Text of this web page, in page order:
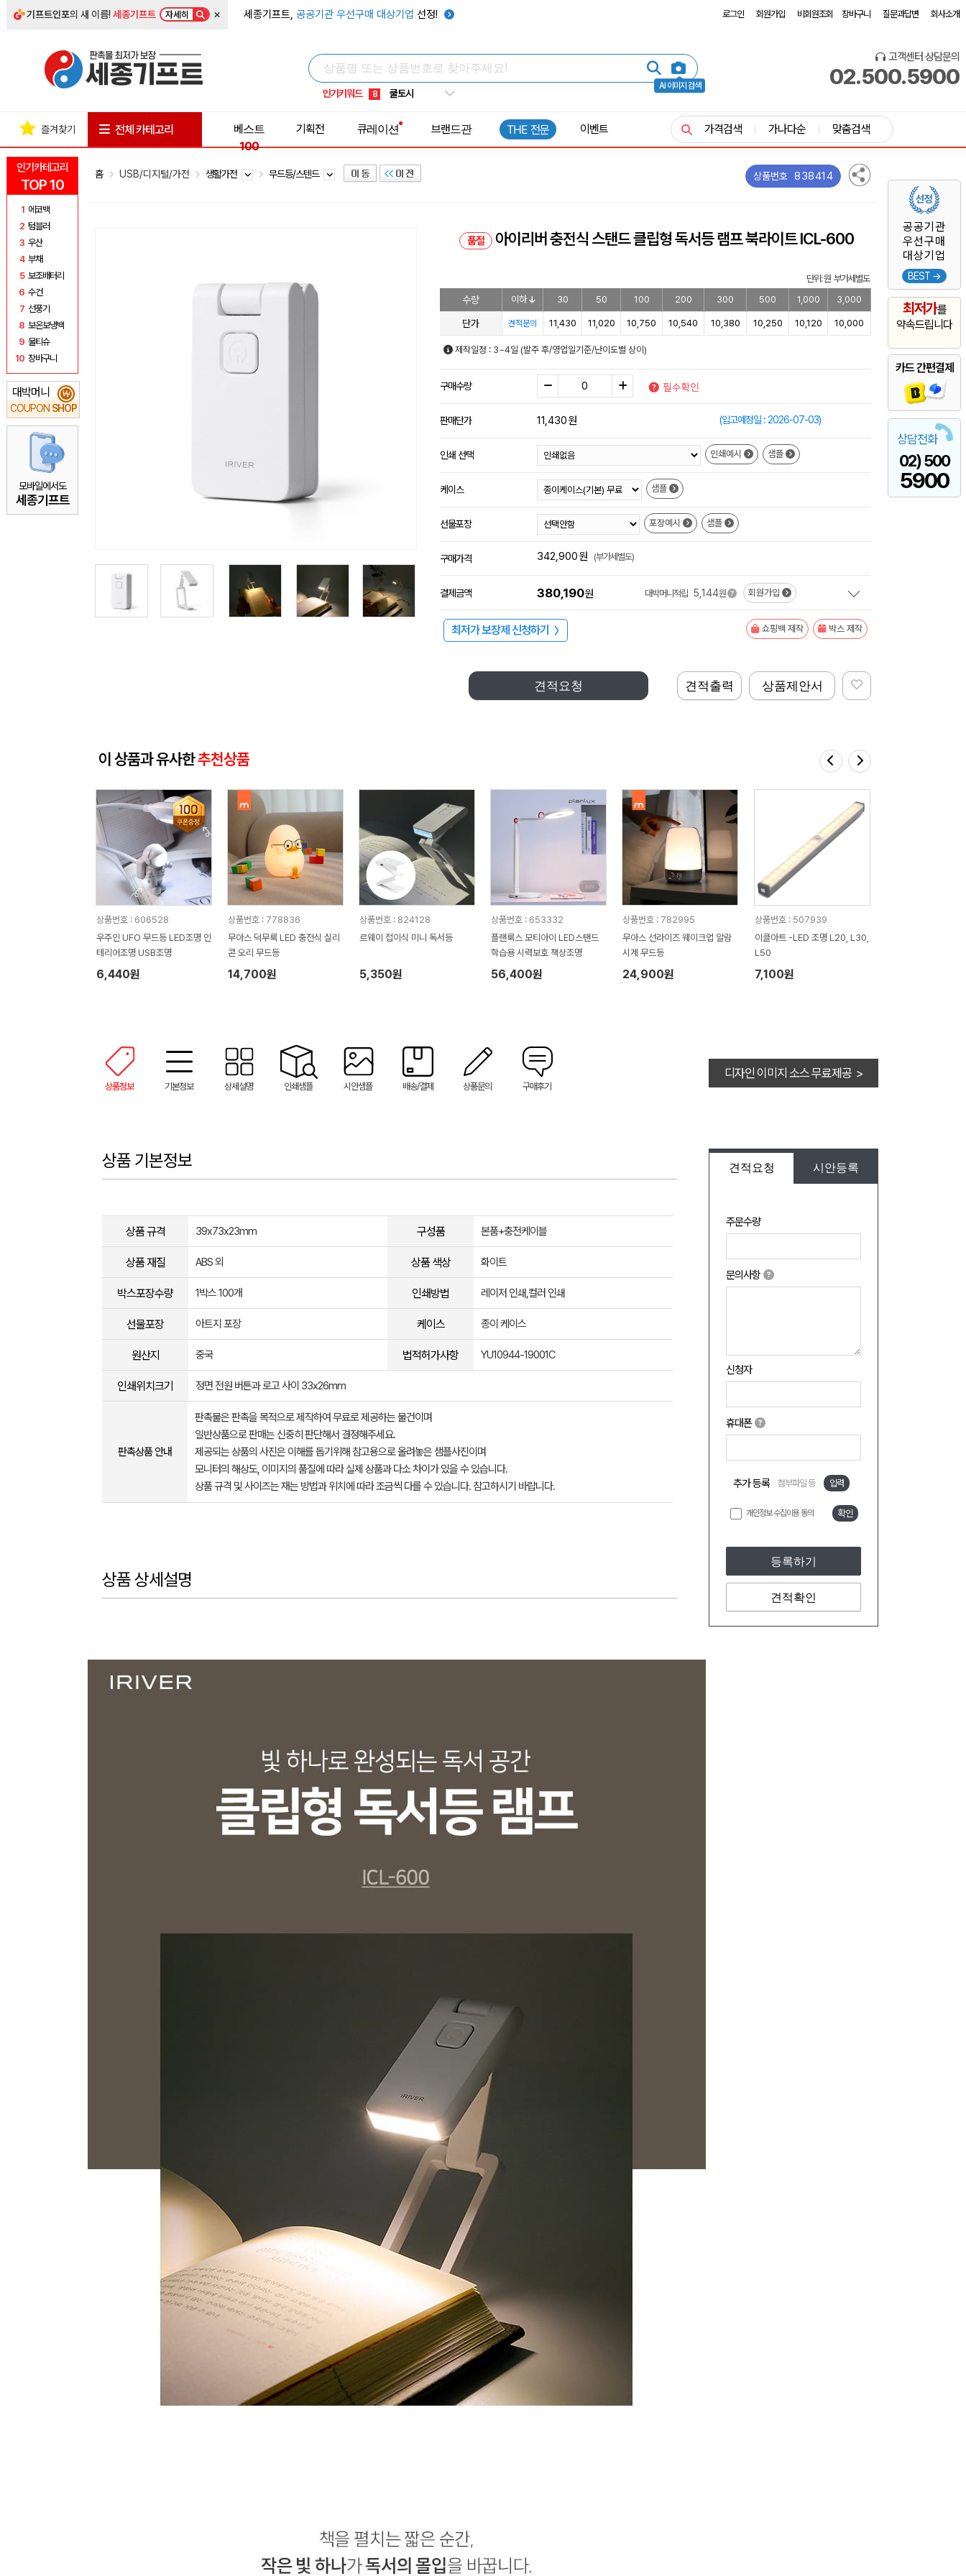
기프트인포의 새 이름!세종기프트 자세히 × 세종기프트, 공공기관 우선구매 대상기업 선정! 로그인 회원가입 비회원조회 장바구니 질문과답변 회사소개
AI 이미지 검색
인기키워드
5 키캡
8 쿨토시
9 넥쿨러
1 선풍기
고객센터 상담문의
02.500.5900
인기카테고리
TOP 10
1 에코백
2 텀블러
3 우산
4 부채
5 보조배터리
6 수건
7 선풍기
8 보온보냉백
9 물티슈
10 장바구니
대박머니
COUPON SHOP
₩
모바일에서도
세종기프트
공공기관
우선구매
대상기업
BEST →
최저가를
약속드립니다
카드 간편결제
상담전화
02) 500
5900
즐겨찾기 전체 카테고리
베스트
100
기획전 큐레이션 브랜드관 THE 전문 이벤트 가격검색 가나다순 맞춤검색
홈 USB/디지털/가전 생활가전 무드등/스텐드 상품번호 838414
품절 아이리버 충전식 스탠드 클립형 독서등 램프 북라이트 ICL-600
단위: 원 부가세별도
수량 이하 30 50 100 200 300 500 1,000 3,000
단가 견적문의 11,430 11,020 10,750 10,540 10,380 10,250 10,120 10,000
제작일정 : 3~4일 (발주 후/영업일기준/난이도별 상이)
구매수량
(입고예정일 : 2026-07-03)
판매단가 11,430원
인쇄 선택 인쇄예시 샘플
케이스 샘플
선물포장 포장예시 샘플
구매가격 342,900원 (부가세별도)
결제금액 380,190원 대박머니적립 5,144원 회원가입
최저가 보장제 신청하기 〉 쇼핑백 제작 박스 제작
견적요청 상품제안서
견적출력
이 상품과 유사한추천상품
상품번호 : 606528
우주인 UFO 무드등 LED조명 인
테리어조명 USB조명
6,440원
상품번호 : 778836
무아스 덕무룩 LED 충전식 실리
콘 오리 무드등
14,700원
상품번호 : 824128
르웨이 접이식 미니 독서등
5,350원
상품번호 : 653332
플랜룩스 모티아이 LED스탠드
학습용 시력보호 책상조명
56,400원
상품번호 : 782995
무아스 선라이즈 웨이크업 알람
시계 무드등
24,900원
상품번호 : 507939
이클아트 -LED 조명 L20, L30,
L50
7,100원
상품정보 기본정보 상세설명 인쇄샘플 시안샘플 배송/결제 상품문의 구매후기
디자인 이미지 소스 무료제공 >
견적요청 시안등록
주문수량
문의사항
신청자
휴대폰
추가 등록 첨부파일 등 입력
개인정보 수집이용 동의 확인
등록하기
견적확인
상품 기본정보
상품 규격 39x73x23mm 구성품 본품+충전케이블
상품 재질 ABS 외 상품 색상 화이트
박스포장수량 1박스 100개 인쇄방법 레이저 인쇄,컬러 인쇄
선물포장 아트지 포장 케이스 종이 케이스
원산지 중국 법적허가사항 YU10944-19001C
인쇄위치크기 정면 전원 버튼과 로고 사이 33x26mm
판촉상품 안내
판촉물은 판촉을 목적으로 제작하여 무료로 제공하는 물건이며
일반상품으로 판매는 신중히 판단해서 결정해주세요.
제공되는 상품의 사진은 이해를 돕기위해 참고용으로 올려놓은 샘플사진이며
모니터의 해상도, 이미지의 품질에 따라 실제 상품과 다소 차이가 있을 수 있습니다.
상품 규격 및 사이즈는 재는 방법과 위치에 따라 조금씩 다를 수 있습니다. 참고하시기 바랍니다.
상품 상세설명